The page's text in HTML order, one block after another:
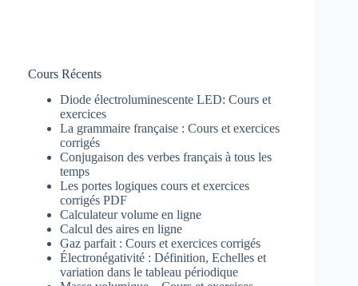
Cours Récents
Diode électroluminescente LED: Cours et
exercices
La grammaire française : Cours et exercices
corrigés
Conjugaison des verbes français à tous les
temps
Les portes logiques cours et exercices
corrigés PDF
Calculateur volume en ligne
Calcul des aires en ligne
Gaz parfait : Cours et exercices corrigés
Électronégativité : Définition, Echelles et
variation dans le tableau périodique